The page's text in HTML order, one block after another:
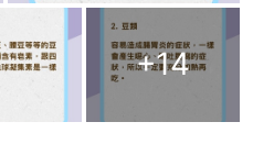
+14